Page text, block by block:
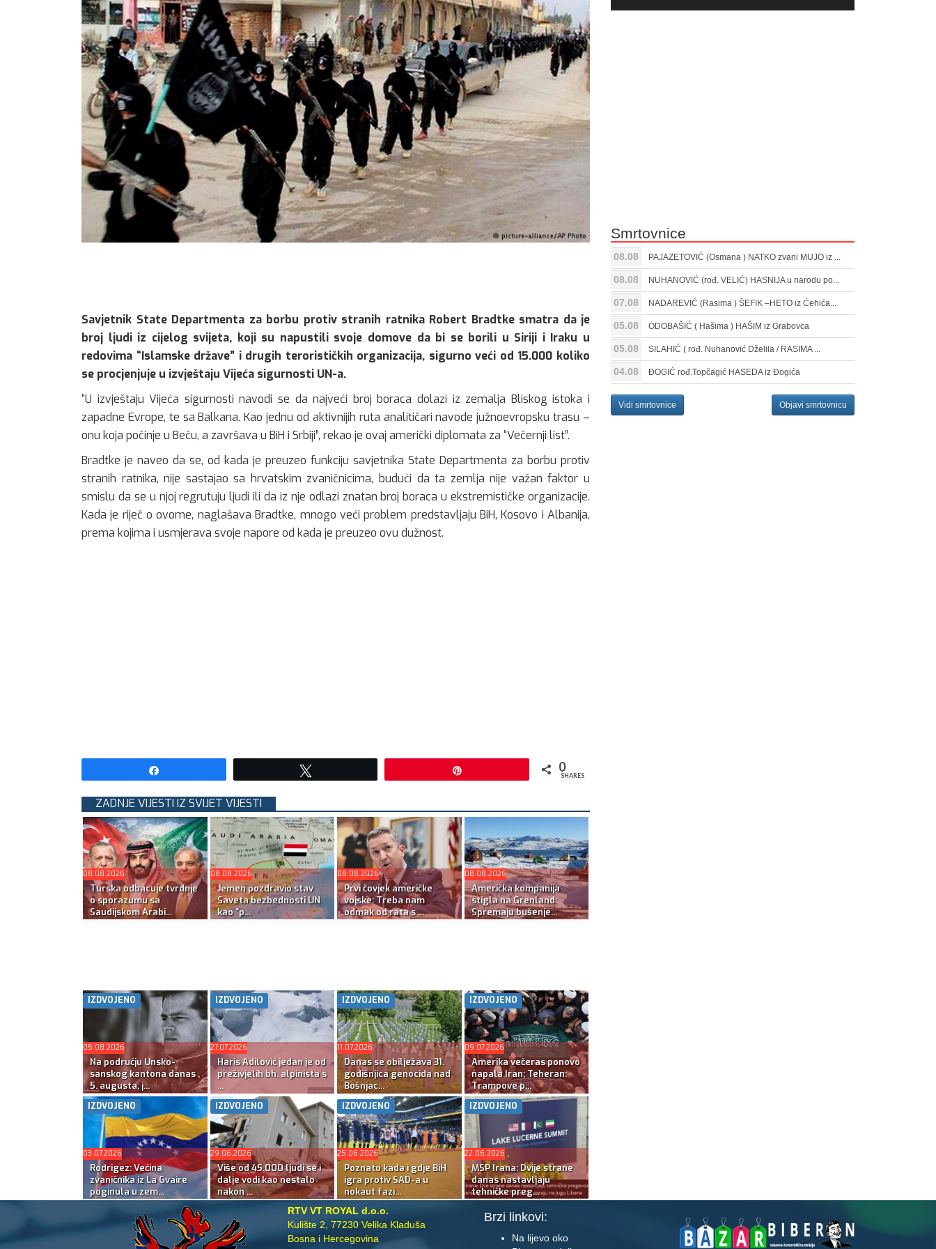
Savjetnik State Departmenta za borbu protiv stranih ratnika Robert Bradtke smatra da je
broj ljudi iz cijelog svijeta, koji su napustili svoje domove da bi se borili u Siriji i Iraku u
redovima “Islamske države” i drugih terorističkih organizacija, sigurno veći od 15.000 koliko
se procjenjuje u izvještaju Vijeća sigurnosti UN-a.
“U izvještaju Vijeća sigurnosti navodi se da najveći broj boraca dolazi iz zemalja Bliskog istoka i
zapadne Evrope, te sa Balkana. Kao jednu od aktivnijih ruta analitičari navode južnoevropsku trasu –
onu koja počinje u Beču, a završava u BiH i Srbiji”, rekao je ovaj američki diplomata za “Večernji list”.
Bradtke je naveo da se, od kada je preuzeo funkciju savjetnika State Departmenta za borbu protiv
stranih ratnika, nije sastajao sa hrvatskim zvaničnicima, budući da ta zemlja nije važan faktor u
smislu da se u njoj regrutuju ljudi ili da iz nje odlazi znatan broj boraca u ekstremističke organizacije.
Kada je riječ o ovome, naglašava Bradtke, mnogo veći problem predstavljaju BiH, Kosovo i Albanija,
prema kojima i usmjerava svoje napore od kada je preuzeo ovu dužnost.
0
SHARES
ZADNJE VIJESTI IZ SVIJET VIJESTI
08.08.2026
Turska odbacuje tvrdnje
o sporazumu sa
Saudijskom Arabi...
08.08.2026
Jemen pozdravio stav
Saveta bezbednosti UN
kao “p...
08.08.2026
Prvi čovjek američke
vojske: Treba nam
odmak od rata s ...
08.08.2026
Američka kompanija
stigla na Grenland:
Spremaju bušenje...
IZDVOJENO
05.08.2026
Na području Unsko-
sanskog kantona danas ,
5. augusta, j...
IZDVOJENO
27.07.2026
Haris Adilović jedan je od
preživjelih bh. alpinista s
...
IZDVOJENO
11.07.2026
Danas se obilježava 31.
godišnjica genocida nad
Bošnjac...
IZDVOJENO
09.07.2026
Amerika večeras ponovo
napala Iran; Teheran:
Trampove p...
IZDVOJENO
03.07.2026
Rodrigez: Većina
zvaničnika iz La Gvaire
poginula u zem...
IZDVOJENO
29.06.2026
Više od 45.000 ljudi se i
dalje vodi kao nestalo
nakon ...
IZDVOJENO
25.06.2026
Poznato kada i gdje BiH
igra protiv SAD-a u
nokaut fazi...
IZDVOJENO
22.06.2026
MSP Irana: Dvije strane
danas nastavljaju
tehničke preg...
Gore/Dole
Smrtovnice
08.08 PAJAZETOVIĆ (Osmana ) NATKO zvani MUJO iz ...
08.08 NUHANOVIĆ (rođ. VELIĆ) HASNIJA u narodu po...
07.08 NADAREVIĆ (Rasima ) ŠEFIK –HETO iz Ćehića...
05.08 ODOBAŠIĆ ( Hašima ) HAŠIM iz Grabovca
05.08 SILAHIĆ ( rođ. Nuhanović Dželila / RASIMA ...
04.08 ĐOGIĆ rođ.Topčagić HASEDA iz Đogića
Vidi smrtovnice Objavi smrtovnicu
RTV VT ROYAL d.o.o.
Kulište 2, 77230 Velika Kladuša
Bosna i Hercegovina
Brzi linkovi:
Na lijevo oko